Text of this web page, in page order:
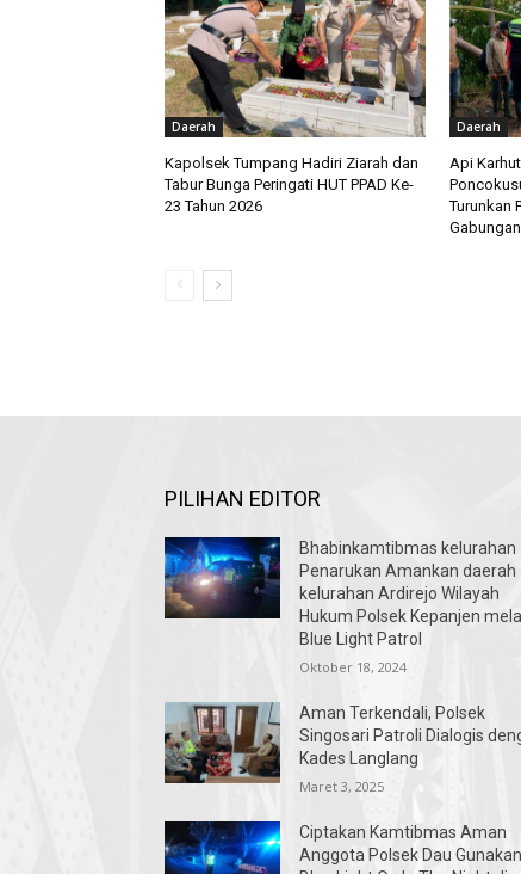
Daerah
Kapolsek Tumpang Hadiri Ziarah dan
Tabur Bunga Peringati HUT PPAD Ke-
23 Tahun 2026
Daerah
Api
Turunkan
Gabungan
PILIHAN EDITOR
Bhabinkamtibmas kelurahan
Penarukan Amankan daerah
kelurahan Ardirejo Wilayah
Hukum Polsek Kepanjen
Blue Light Patrol
Oktober 18, 2024
Aman Terkendali, Polsek
Singosari Patroli Dialogis
Kades Langlang
Maret 3, 2025
Ciptakan Kamtibmas Aman
Anggota Polsek Dau Gunakan